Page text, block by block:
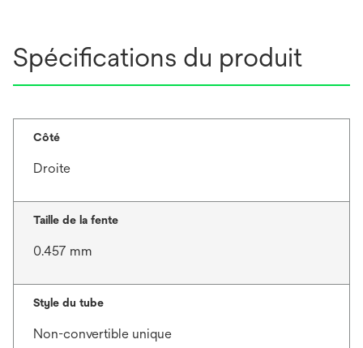
Spécifications du produit
Côté
Droite
Taille de la fente
0.457 mm
Style du tube
Non-convertible unique